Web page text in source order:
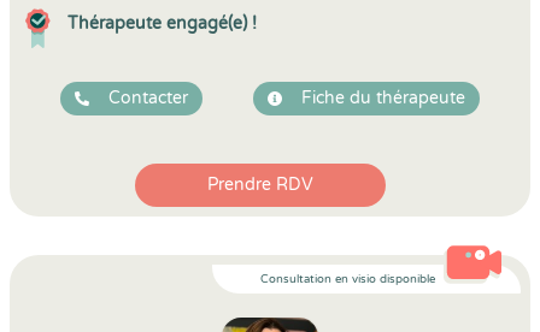
Thérapeute engagé(e) !
Contacter Fiche du thérapeute
Prendre RDV
Consultation en visio disponible